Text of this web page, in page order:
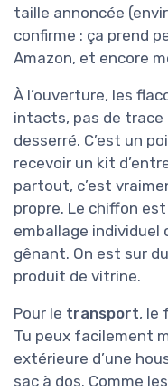
taille annoncée
confirme : ça prend
Amazon, et encore
À l’ouverture, les
intacts, pas de trace
desserré. C’est un
recevoir un kit
partout, c’est
propre. Le chiffon
emballage individuel
gênant. On est sur
produit de vitrine.
Pour le transport, le
Tu peux facilement
extérieure d’une
sac à dos. Comme